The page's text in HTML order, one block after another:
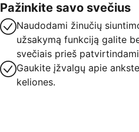
Pažinkite savo svečius
Naudodami žinučių
užsakymą funkciją galite
svečiais prieš
Gaukite įžvalgų apie
keliones.